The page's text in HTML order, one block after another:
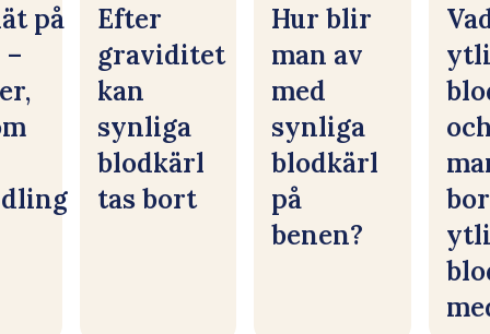
på
Efter
graviditet
kan
synliga
blodkärl
tas bort
Hur blir
man av
med
synliga
blodkärl
på
benen?